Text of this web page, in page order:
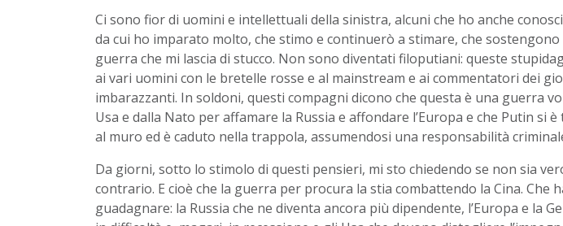
Ci sono fior di uomini e intellettuali della sinistra, alcuni che ho anche
da cui ho imparato molto, che stimo e continuerò a stimare, che
guerra che mi lascia di stucco. Non sono diventati filoputiani: queste
ai vari uomini con le bretelle rosse e al mainstream e ai commentatori dei
imbarazzanti. In soldoni, questi compagni dicono che questa è una guerra
Usa e dalla Nato per affamare la Russia e affondare l’Europa e che Putin si
al muro ed è caduto nella trappola, assumendosi una responsabilità
Da giorni, sotto lo stimolo di questi pensieri, mi sto chiedendo se non sia
contrario. E cioè che la guerra per procura la stia combattendo la Cina. Che
guadagnare: la Russia che ne diventa ancora più dipendente, l’Europa e la